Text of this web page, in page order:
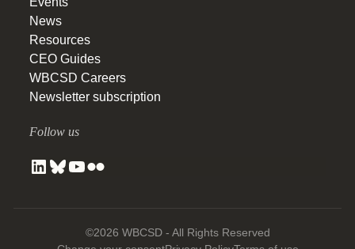
News
Resources
CEO Guides
WBCSD Careers
Newsletter subscription
Follow us
©2026 WBCSD - All Rights Reserved